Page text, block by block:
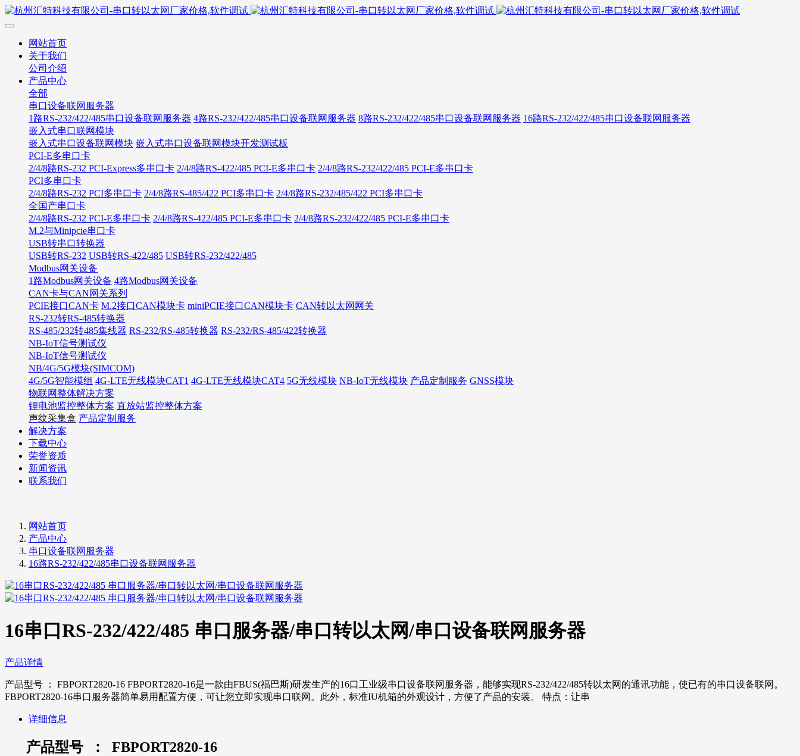
网站首页
关于我们
公司介绍
产品中心
全部
串口设备联网服务器
1路RS-232/422/485串口设备联网服务器 4路RS-232/422/485串口设备联网服务器 8路RS-232/422/485串口设备联网服务器 16路RS-232/422/485串口设备联网服务器
嵌入式串口联网模块
嵌入式串口设备联网模块 嵌入式串口设备联网模块开发测试板
PCI-E多串口卡
2/4/8路RS-232 PCI-Express多串口卡 2/4/8路RS-422/485 PCI-E多串口卡 2/4/8路RS-232/422/485 PCI-E多串口卡
PCI多串口卡
2/4/8路RS-232 PCI多串口卡 2/4/8路RS-485/422 PCI多串口卡 2/4/8路RS-232/485/422 PCI多串口卡
全国产串口卡
2/4/8路RS-232 PCI-E多串口卡 2/4/8路RS-422/485 PCI-E多串口卡 2/4/8路RS-232/422/485 PCI-E多串口卡
M.2与Minipcie串口卡
USB转串口转换器
USB转RS-232 USB转RS-422/485 USB转RS-232/422/485
Modbus网关设备
1路Modbus网关设备 4路Modbus网关设备
CAN卡与CAN网关系列
PCIE接口CAN卡 M.2接口CAN模块卡 miniPCIE接口CAN模块卡 CAN转以太网网关
RS-232转RS-485转换器
RS-485/232转485集线器 RS-232/RS-485转换器 RS-232/RS-485/422转换器
NB-IoT信号测试仪
NB-IoT信号测试仪
NB/4G/5G模块(SIMCOM)
4G/5G智能模组 4G-LTE无线模块CAT1 4G-LTE无线模块CAT4 5G无线模块 NB-IoT无线模块 产品定制服务 GNSS模块
物联网整体解决方案
锂电池监控整体方案 直放站监控整体方案
声纹采集盒 产品定制服务
解决方案
下载中心
荣誉资质
新闻资讯
联系我们
网站首页
产品中心
串口设备联网服务器
16路RS-232/422/485串口设备联网服务器
16串口RS-232/422/485 串口服务器/串口转以太网/串口设备联网服务器
产品详情
产品型号 ： FBPORT2820-16 FBPORT2820-16是一款由FBUS(福巴斯)研发生产的16口工业级串口设备联网服务器，能够实现RS-232/422/485转以太网的通讯功能，使已有的串口设备联网。
FBPORT2820-16串口服务器简单易用配置方便，可让您立即实现串口联网。此外，标准IU机箱的外观设计，方便了产品的安装。 特点：让串
详细信息
产品型号 ： FBPORT2820-16